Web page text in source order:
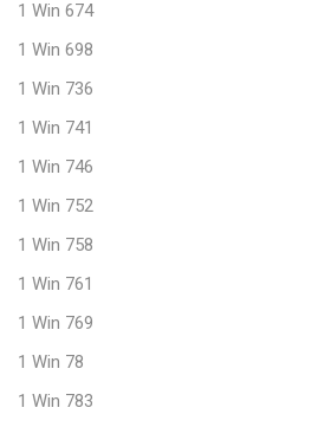
1 Win 674
1 Win 698
1 Win 736
1 Win 741
1 Win 746
1 Win 752
1 Win 758
1 Win 761
1 Win 769
1 Win 78
1 Win 783